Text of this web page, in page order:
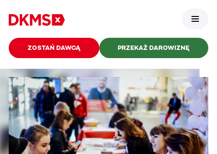
ZOSTAŃ DAWCĄ PRZEKAŻ DAROWIZNĘ